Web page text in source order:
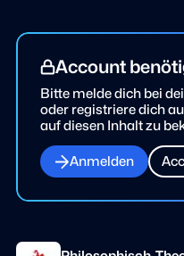
Account
Bitte melde dich bei
oder registriere dich
auf diesen Inhalt zu
Anmelden